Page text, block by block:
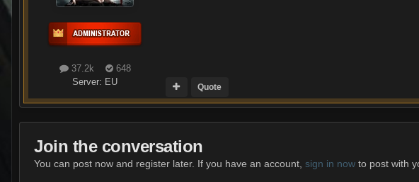
37.2k
648
Server: EU
Quote
Join the conversation
You can post now and register later. If you have an account, sign in now to post with